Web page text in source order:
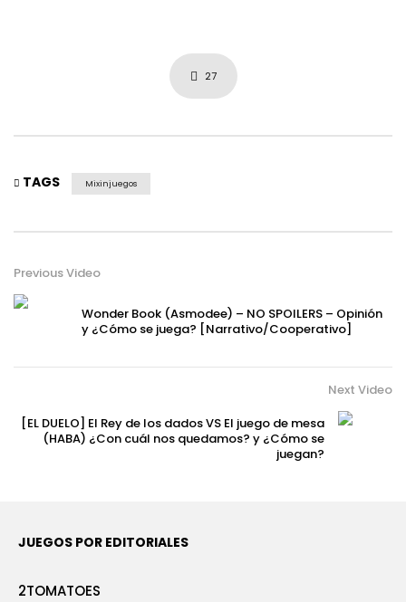
27
TAGS Mixinjuegos
Previous Video
Wonder Book (Asmodee) – NO SPOILERS – Opinión
y ¿Cómo se juega? [Narrativo/Cooperativo]
Next Video
[EL DUELO] El Rey de los dados VS El juego de mesa
(HABA) ¿Con cuál nos quedamos? y ¿Cómo se
juegan?
JUEGOS POR EDITORIALES
2TOMATOES